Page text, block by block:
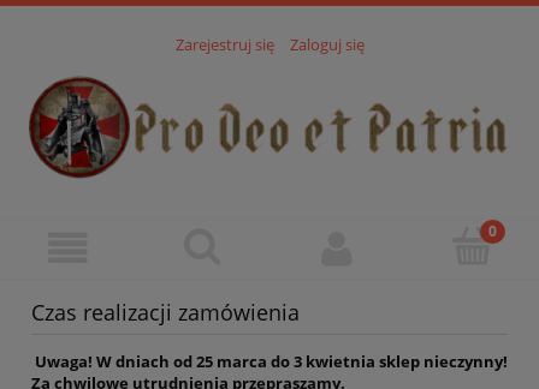
Zarejestruj się Zaloguj się
Czas realizacji zamówienia
Uwaga! W dniach od 25 marca do 3 kwietnia sklep nieczynny!
Za chwilowe utrudnienia przepraszamy.